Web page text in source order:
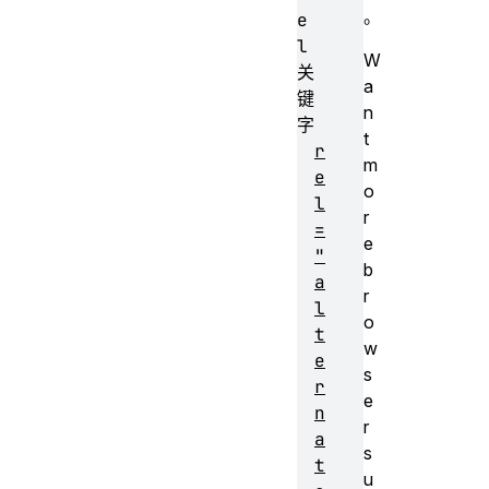
。
W
a
n
t
m
o
r
e
b
r
o
w
s
e
r
s
u
e
l
关
键
字
r
e
l
=
"
a
l
t
e
r
n
a
t